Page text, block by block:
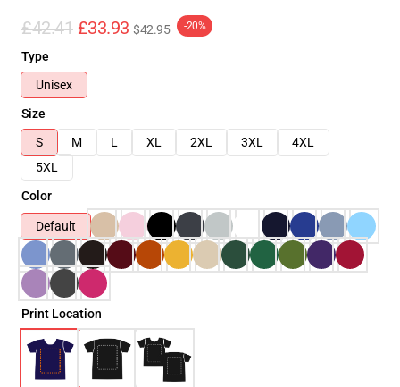
£42.41 £33.93 $42.95 -20%
Type
Unisex
Size
S
M L XL 2XL 3XL
4XL
5XL
Color
Default
Print Location